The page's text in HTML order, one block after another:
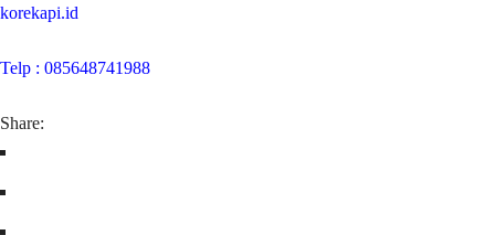
korekapi.id
Telp : 085648741988
Share: